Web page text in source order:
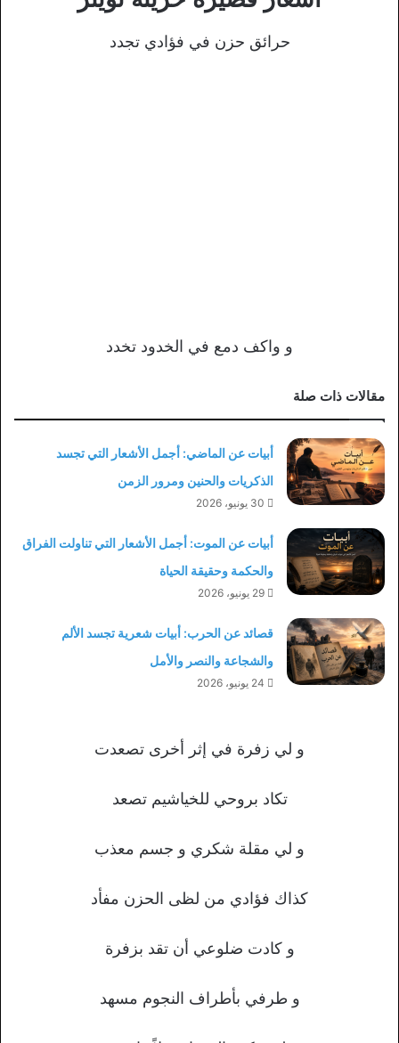
حرائق حزن في فؤادي تجدد
و واكف دمع في الخدود تخدد
مقالات ذات صلة
أبيات عن الماضي: أجمل الأشعار التي تجسد
الذكريات والحنين ومرور الزمن
30 يونيو، 2026
أبيات عن الموت: أجمل الأشعار التي تناولت الفراق
والحكمة وحقيقة الحياة
29 يونيو، 2026
قصائد عن الحرب: أبيات شعرية تجسد الألم
والشجاعة والنصر والأمل
24 يونيو، 2026
و لي زفرة في إثر أخرى تصعدت
تكاد بروحي للخياشيم تصعد
و لي مقلة شكري و جسم معذب
كذاك فؤادي من لظى الحزن مفأد
و كادت ضلوعي أن تقد بزفرة
و طرفي بأطراف النجوم مسهد